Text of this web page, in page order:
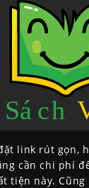
link rút gọn,
cần chi phí
tiện này.